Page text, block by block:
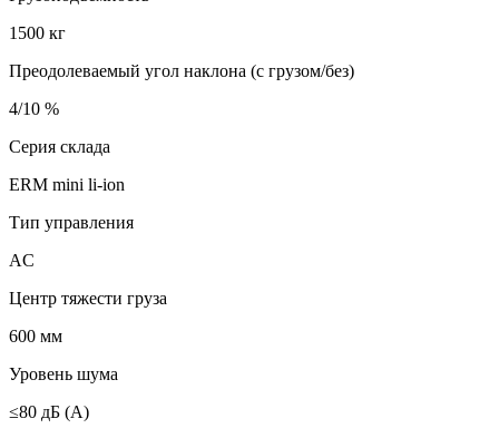
1500 кг
Преодолеваемый угол наклона (с грузом/без)
4/10 %
Серия склада
ERM mini li-ion
Тип управления
AC
Центр тяжести груза
600 мм
Уровень шума
≤80 дБ (А)